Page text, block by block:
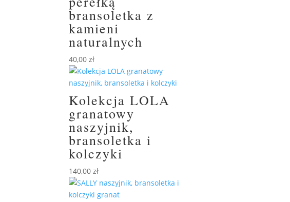
bransoletka z
kamieni
naturalnych
40,00zł
Kolekcja LOLA
granatowy
naszyjnik,
bransoletka i
kolczyki
140,00zł